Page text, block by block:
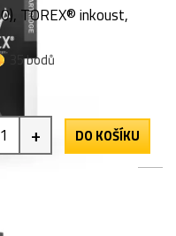
TOREX® inkoust,
35 bodů
+ DO KOŠÍKU